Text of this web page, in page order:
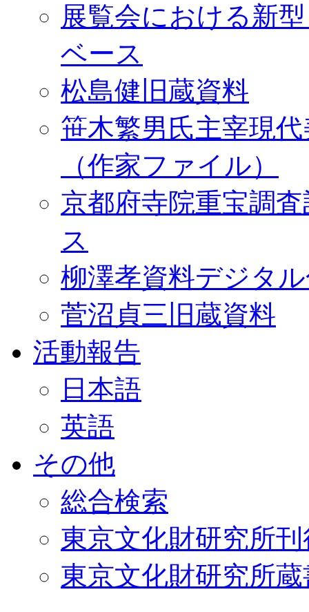
展覧会における新
ベース
松島健旧蔵資料
笹木繁男氏主宰現
（作家ファイル）
京都府寺院重宝調
ス
柳澤孝資料デジタ
菅沼貞三旧蔵資料
活動報告
日本語
英語
その他
総合検索
東京文化財研究所
東京文化財研究所